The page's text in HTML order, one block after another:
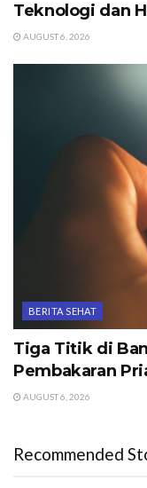
Teknologi dan
AUGUST 6, 2026
BERITA SEHAT
Tiga Titik di
Pembakaran
AUGUST 6, 2026
Recommended